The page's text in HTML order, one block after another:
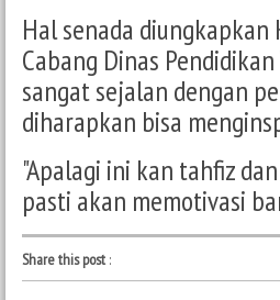
Hal senada diungkapkan
Cabang Dinas
sangat sejalan dengan
diharapkan bisa
"Apalagi ini kan tahfiz
pasti akan memotivasi
Share this post: